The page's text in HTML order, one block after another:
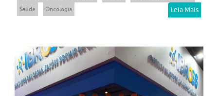
Saúde
Oncologia Leia Mais